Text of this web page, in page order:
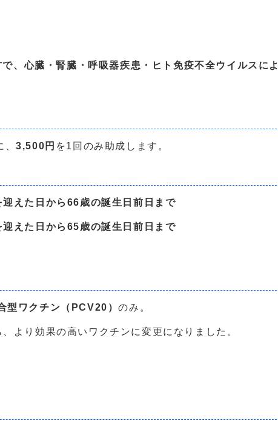
、心臓・腎臓・呼吸器疾患・ヒト免疫不全ウイルスに
、3,500円 を1回のみ助成します。
迎えた日から66歳の誕生日前日まで
迎えた日から65歳の誕生日前日まで
型ワクチン（PCV20）のみ。
より効果の高いワクチンに変更になりました。